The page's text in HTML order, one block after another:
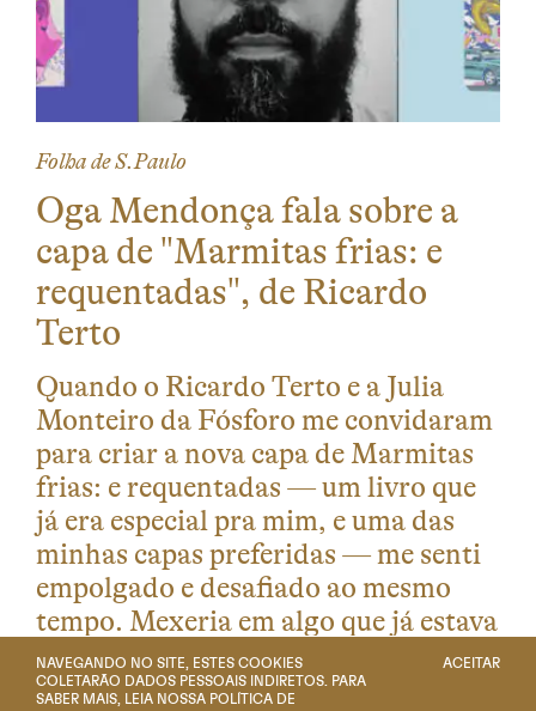
Folha de S.Paulo
Oga Mendonça fala sobre a
capa de "Marmitas frias: e
requentadas", de Ricardo
Terto
Quando o Ricardo Terto e a Julia
Monteiro da Fósforo me convidaram
para criar a nova capa de Marmitas
frias: e requentadas — um livro que
já era especial pra mim, e uma das
minhas capas preferidas — me senti
empolgado e desafiado ao mesmo
tempo. Mexeria em algo que já estava
muito bem resolvido, …
[saiba mais]
NAVEGANDO NO SITE, ESTES COOKIES
COLETARÃO DADOS PESSOAIS INDIRETOS. PARA
SABER MAIS, LEIA NOSSA POLÍTICA DE
ACEITAR